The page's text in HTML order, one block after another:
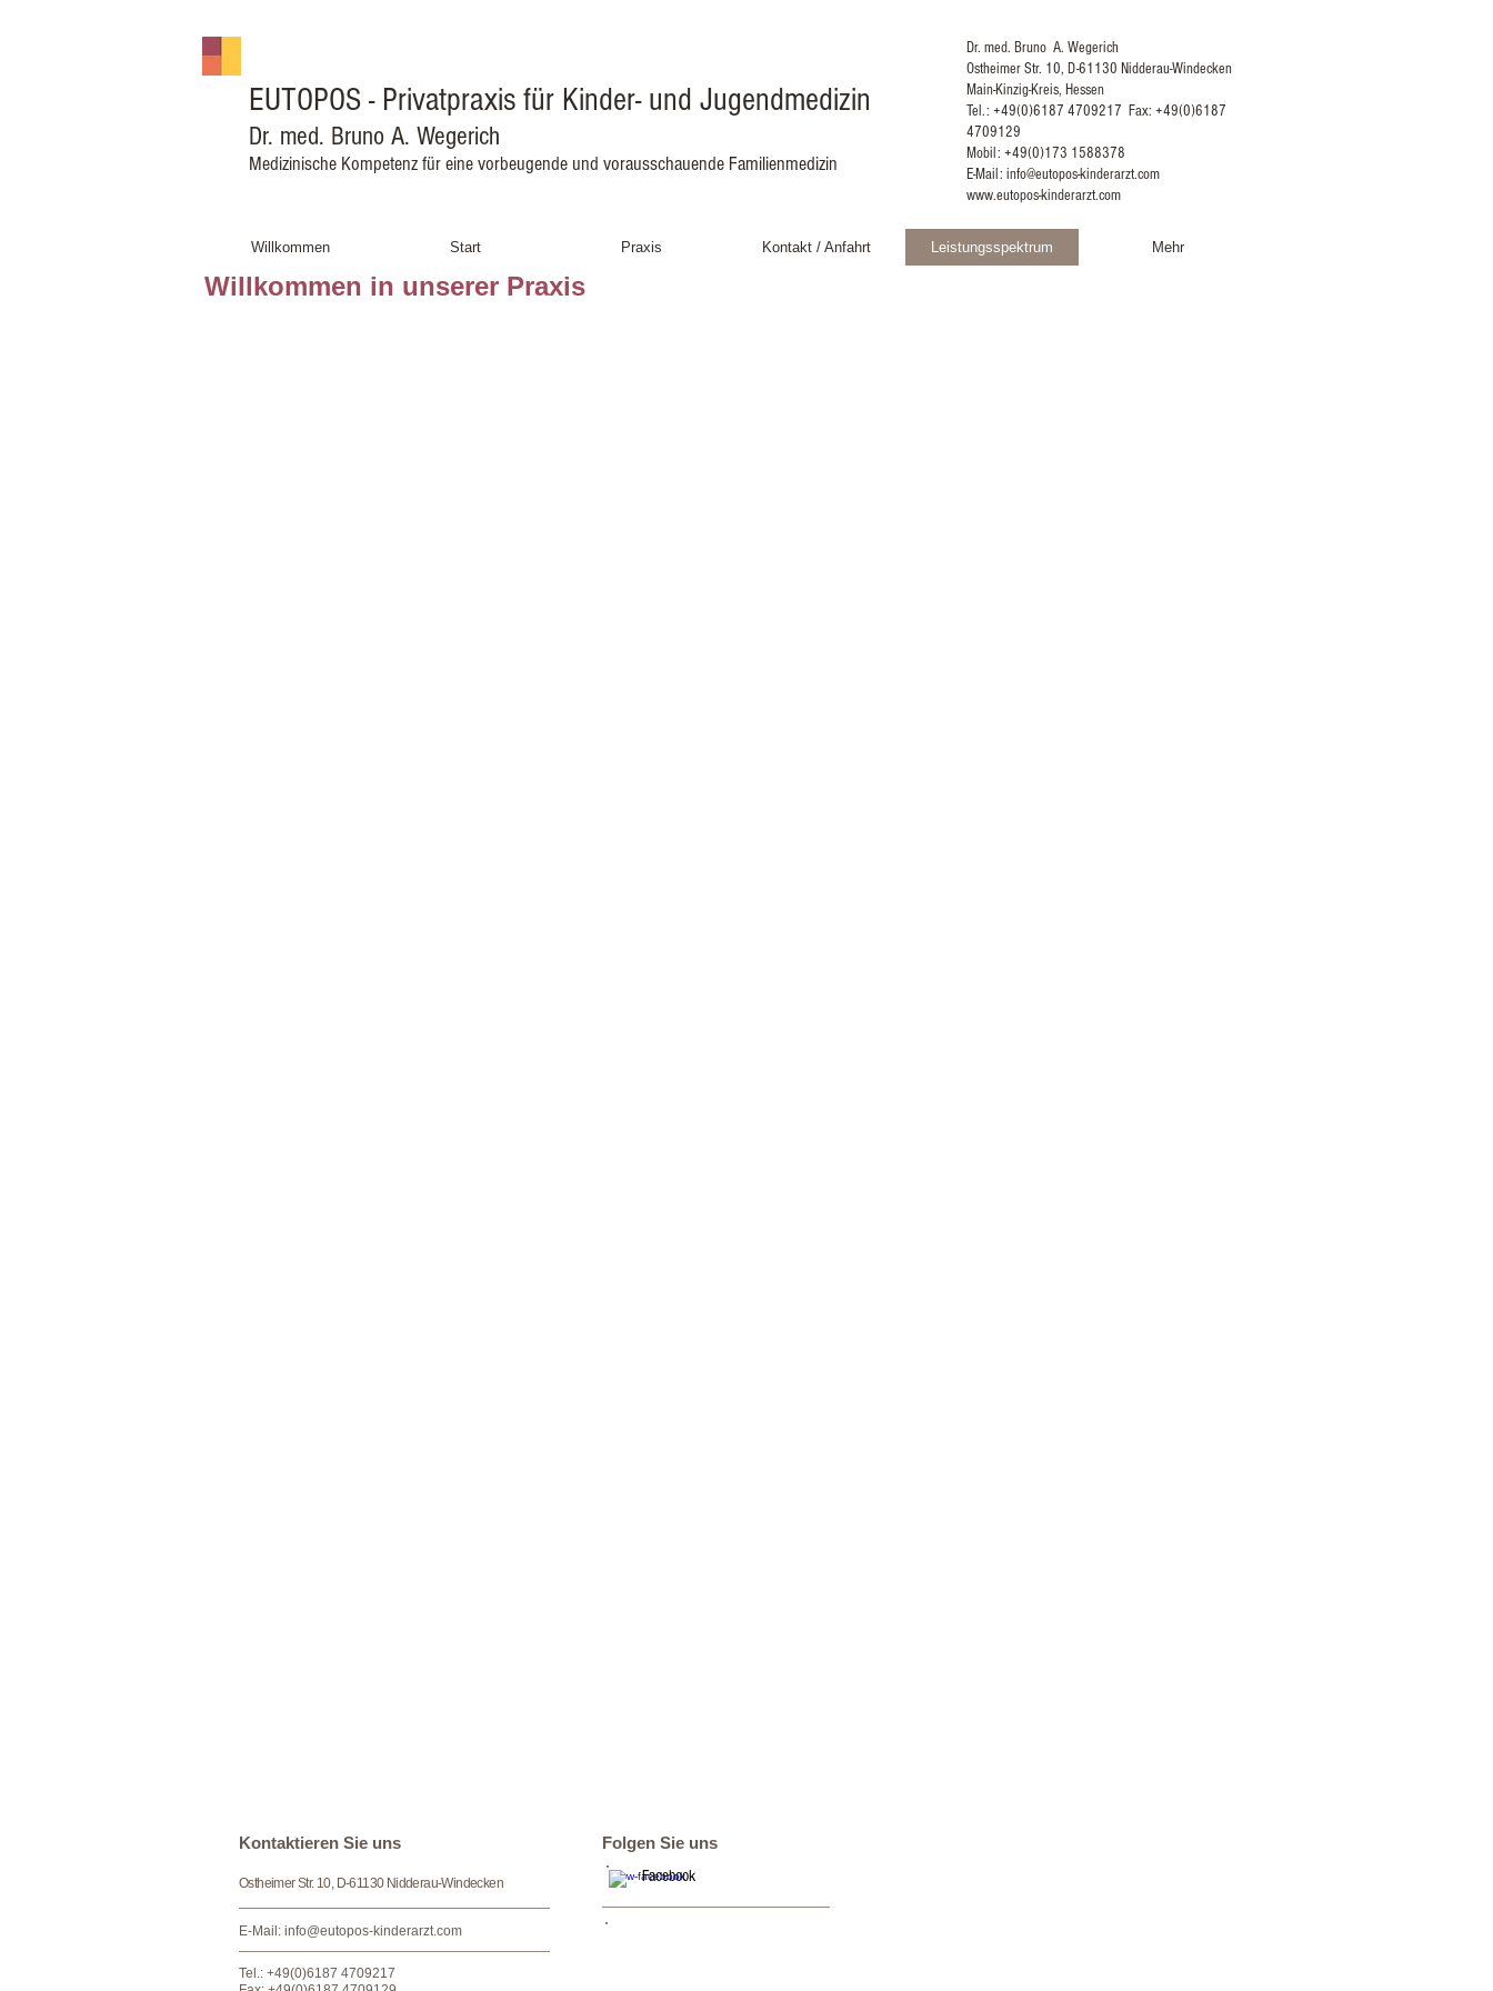
Dr. med. Bruno A. Wegerich
Ostheimer Str. 10, D-61130 Nidderau-Windecken
Main-Kinzig-Kreis, Hessen
Tel.: +49(0)6187 4709217 Fax: +49(0)6187
4709129
Mobil: +49(0)173 1588378
E-Mail: info@eutopos-kinderarzt.com
www.eutopos-kinderarzt.com
EUTOPOS - Privatpraxis für Kinder- und Jugendmedizin
Dr. med. Bruno A. Wegerich
Medizinische Kompetenz für eine vorbeugende und vorausschauende Familienmedizin
Willkommen Start Praxis Kontakt / Anfahrt Leistungsspektrum Mehr
Willkommen in unserer Praxis
​​​Kontaktieren Sie uns
Ostheimer Str. 10, D-61130 Nidderau-Windecken
E-Mail: info@eutopos-kinderarzt.com
Folgen Sie uns
Facebook
Tel.: +49(0)6187 4709217